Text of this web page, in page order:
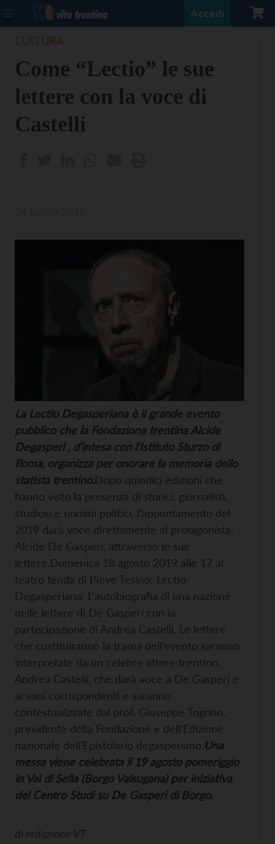
Accedi
Come “Lectio” le sue
lettere con la voce di
Castelli
La Lectio Degasperiana è il grande evento
pubblico che la Fondazione trentina Alcide
Degasperi, d’intesa con l’Istituto Sturzo di
Roma, organizza per onorare la memoria dello
statista trentino.Dopo quindici edizioni che
hanno visto la presenza di storici, giornalisti,
studiosi e uomini politici, l’appuntamento del
2019 darà voce direttamente al protagonista,
Alcide De Gasperi, attraverso le sue
lettere.Domenica 18 agosto 2019 alle 17 al
teatro tenda di Pieve Tesino: Lectio
Degasperiana: L’autobiografia di una nazione
nelle lettere di De Gasperi con la
partecipazione di Andrea Castelli. Le lettere
che costituiranno la trama dell’evento saranno
interpretate da un celebre attore trentino,
Andrea Castelli, che darà voce a De Gasperi e
ai suoi corrispondenti e saranno
contestualizzate dal prof. Giuseppe Tognon,
presidente della Fondazione e dell’Edizione
nazionale dell’Epistolario degasperiano.Una
messa viene celebrata il 19 agosto pomeriggio
in Val di Sella (Borgo Valsugana) per iniziativa
del Centro Studi su De Gasperi di Borgo.
di redazione VT